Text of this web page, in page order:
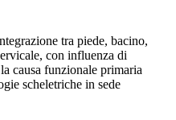
tra piede, bacino,
con influenza di
causa funzionale primaria
scheletriche in sede